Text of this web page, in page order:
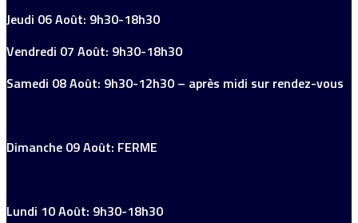
Jeudi 06 Août: 9h30-18h30
Vendredi 07 Août: 9h30-18h30
Samedi 08 Août: 9h30-12h30 – après midi sur rendez-vous
Dimanche 09 Août: FERME
Lundi 10 Août: 9h30-18h30